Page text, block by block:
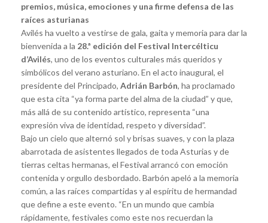
premios, música, emociones y una firme defensa de las
raíces asturianas
Avilés ha vuelto a vestirse de gala, gaita y memoria para dar la
bienvenida a la 28.ª edición del Festival Intercélticu
d’Avilés, uno de los eventos culturales más queridos y
simbólicos del verano asturiano. En el acto inaugural, el
presidente del Principado, Adrián Barbón, ha proclamado
que esta cita “ya forma parte del alma de la ciudad” y que,
más allá de su contenido artístico, representa “una
expresión viva de identidad, respeto y diversidad”.
Bajo un cielo que alternó sol y brisas suaves, y con la plaza
abarrotada de asistentes llegados de toda Asturias y de
tierras celtas hermanas, el Festival arrancó con emoción
contenida y orgullo desbordado. Barbón apeló a la memoria
común, a las raíces compartidas y al espíritu de hermandad
que define a este evento. “En un mundo que cambia
rápidamente, festivales como este nos recuerdan la